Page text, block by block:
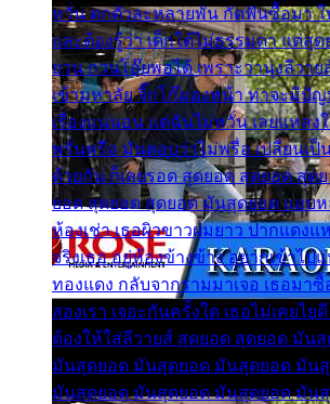
หวั่น ตกตัวละหลายพัน กัดฟันซื้อมา ใ
และต้องรู้ว่า เด็กใต้ไม่ธรรมดา แต่สุด
ยวน กวนโอ๊ยพอได้ เพราะว่านุ่งลีวา
เข้ามหาลัย จิ๊กโก๊มองหน้า ท่าจะมีปัญ
เรื่องแน่นอน แต่ฉันไม่หวั่น เลยแหลง
พรั่นพรือ มันตอบว่าไม่พรื่อ เปลี่ยนเป็
ด้วยกัน ก็เลยรอด สุดยอด สุดยอด สุด
ยอด สุดยอด สุดยอด มันสุดยอด แอบ
ห้องเช่า เธอผิวขาวผมยาว ปากแดงแ
จริงเธอ อยู่ห้องข้างข้าง อยากเข้าไป
ทองแดง กลับจากรามมาเจอ เธอมา
สองเรา เจอะกันครั้งใด เธอไม่เคยไย
ต้องให้ใส่ลีวายส์ สุดยอด สุดยอด มัน
มันสุดยอด มันสุดยอด มันสุดยอด มัน
มันสุดยอด มันสุดยอด มันสุดยอด มัน